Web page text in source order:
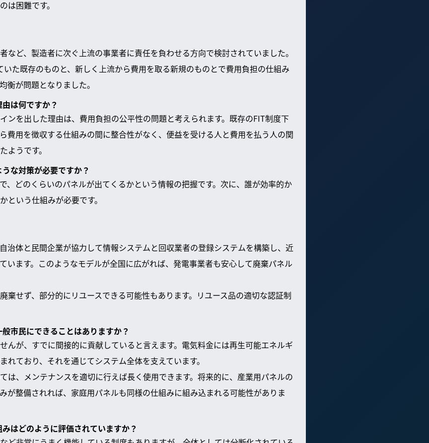
は困難です。
など、製造者に次ぐ上流の事業者に責任を負わせる方向で検討されていました。
いた既存のものと、新しく上流から費用を取る新規のものとで費用負担の仕組み
衡が問題となりました。
は何ですか？
ンを出した理由は、費用負担の公平性の問題と考えられます。既存のFIT制度下
費用を徴収する仕組みの間に整合性がなく、便益を受ける人と費用を払う人の関
ようです。
な対策が必要ですか？
、どのくらいのパネルが出てくるかという情報の把握です。次に、誰が効率的か
という仕組みが必要です。
治体と民間企業が協力して情報システムと回収業者の登録システムを構築し、近
います。このようなモデルが全国に広がれば、発電事業者も安心して廃棄パネル
棄せず、部分的にリユースできる可能性もあります。リユース品の適切な認証制
市民にできることはありますか？
んが、すでに間接的に貢献していると言えます。電気料金には再生可能エネルギ
れており、それを通じてシステム全体を支えています。
は、メンテナンスを適切に行えば長く使用できます。将来的に、産業用パネルの
が整備されれば、家庭用パネルも同様の仕組みに組み込まれる可能性がありま
はどのように評価されていますか？